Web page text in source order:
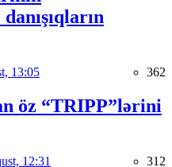
13:05 362
öz “TRIPP”lərini
12:31 312